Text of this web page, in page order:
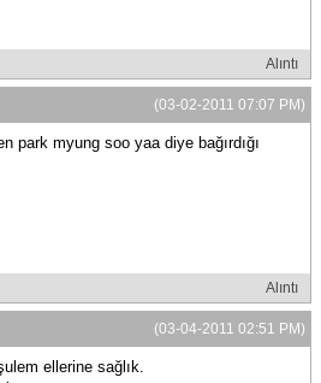
Alıntı
(03-02-2011 07:07 PM)
park myung soo yaa diye bağırdığı
Alıntı
(03-04-2011 02:51 PM)
ellerine sağlık.